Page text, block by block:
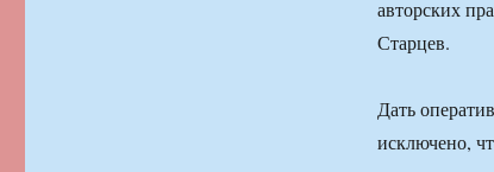
авторских
Старцев.
Дать
исключено,